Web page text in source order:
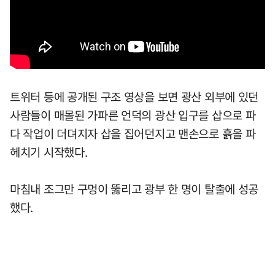
트위터 등에 공개된 구조 영상을 보면 광산 외부에 있던
사람들이 매몰된 가파른 언덕의 광산 입구를 삽으로 파
다 작업이 더뎌지자 삽을 집어던지고 맨손으로 흙을 파
헤치기 시작했다.
마침내 조그만 구멍이 뚫리고 광부 한 명이 탈출에 성공
했다.